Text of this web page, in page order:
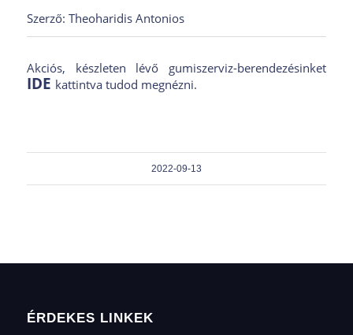
Szerző: Theoharidis Antonios
Akciós, készleten lévő gumiszerviz-berendezésinket
IDE kattintva tudod megnézni.
2022-09-13
ÉRDEKES LINKEK